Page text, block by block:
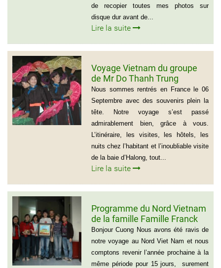
de recopier toutes mes photos sur
disque dur avant de...
Lire la suite
Voyage Vietnam du groupe
de Mr Do Thanh Trung
Nous sommes rentrés en France le 06
Septembre avec des souvenirs plein la
tête. Notre voyage s’est passé
admirablement bien, grâce à vous.
L’itinéraire, les visites, les hôtels, les
nuits chez l’habitant et l’inoubliable visite
de la baie d’Halong, tout...
Lire la suite
Programme du Nord Vietnam
de la famille Famille Franck
Alvarez ( Voyage Vietnam
Nord 10 jours)
Bonjour Cuong Nous avons été ravis de
notre voyage au Nord Viet Nam et nous
comptons revenir l’année prochaine à la
même période pour 15 jours, surement